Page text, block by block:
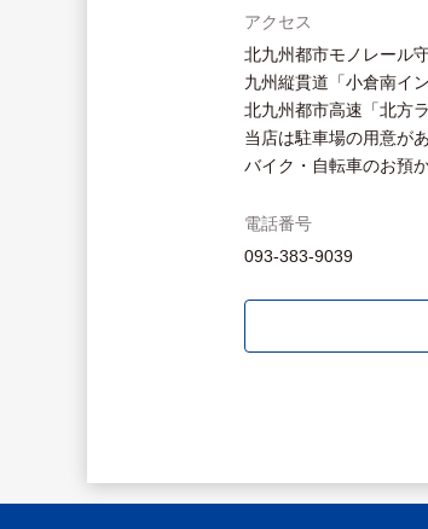
アクセス
北九州都市モノレール
九州縦貫道「小倉南イ
北九州都市高速「北方
当店は駐車場の用意が
バイク・自転車のお預
電話番号
093-383-9039